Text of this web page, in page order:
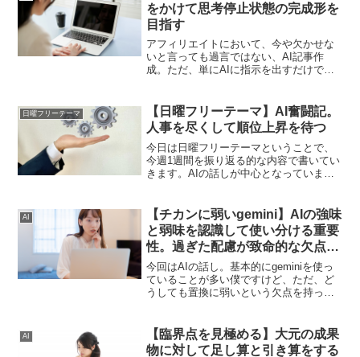
をかけて思考停止状態の完成形を
目指す
アフィリエイトにおいて、今や欠かせな
いと言っても過言ではない、AI記事作
成。ただ、単にAIに指示を出すだけでは
について書いていきます。
日曜フリーテーマ
【日曜フリーテーマ】AI奮闘記。
人事を尽くして順位上昇を待つ
今日は日曜フリーテーマということで、
今週1週間を振り返る的な内容で書いてい
きます。AIの話しが中心となっていま
承ください。
AI
【チカンに弱いgemini】AIの強味
と弱味を認識して使い分ける重要
性。過ぎた配慮が致命的な欠点を
生み出す
今回はAIの話し。基本的にgeminiを使っ
ていることが多い僕ですけど、ただ、ど
うしても置換に弱いという欠点を持って
い分けることが重要です。
AI
【臨界点を見極める】大元の成果
物に対して足し算と引き算をする